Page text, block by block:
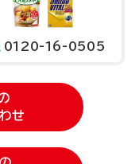
0120-16-0505
せ